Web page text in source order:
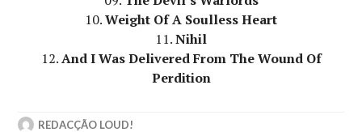
10.Weight Of A Soulless Heart
11.Nihil
12.And I Was Delivered From The Wound Of
Perdition
REDACÇÃO LOUD!